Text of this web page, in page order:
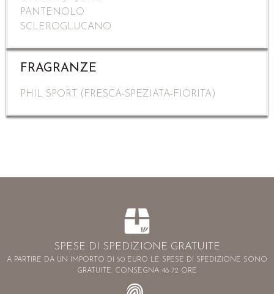
PANTENOLO
SCLEROGLUCANO
FRAGRANZE
PHIL SPORT (FRESCA-SPEZIATA-FIORITA)
SPESE DI SPEDIZIONE GRATUITE
A PARTIRE DA UN IMPORTO DI 50 EURO LE SPESE DI SPEDIZIONE SONO
GRATUITE. CONSEGNA 48-72 ORE